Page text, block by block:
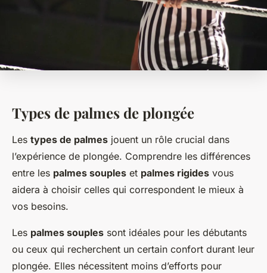
Types de palmes de plongée
Les types de palmes jouent un rôle crucial dans
l’expérience de plongée. Comprendre les différences
entre les palmes souples et palmes rigides vous
aidera à choisir celles qui correspondent le mieux à
vos besoins.
Les palmes souples sont idéales pour les débutants
ou ceux qui recherchent un certain confort durant leur
plongée. Elles nécessitent moins d’efforts pour